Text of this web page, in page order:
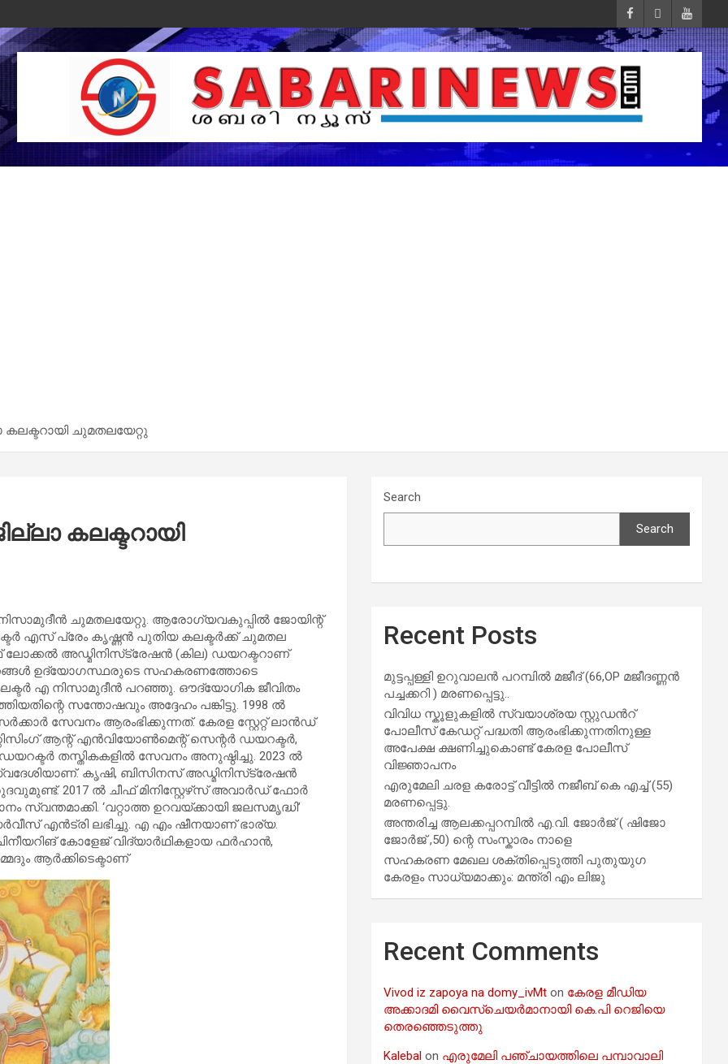
കലക്ടറായി ചുമതലയേറ്റു
കലക്ടറായി
നിസാമുദീന്‍ ചുമതലയേറ്റു. ആരോഗ്യവകുപ്പില്‍ ജോയിന്റ്
എസ് പ്രേം കൃഷ്ണന്‍ പുതിയ കലക്ടര്‍ക്ക് ചുമതല
ലോക്കല്‍ അഡ്മിനിസ്‌ട്രേഷന്‍ (കില) ഡയറക്ടറാണ്
ഉദ്യോഗസ്ഥരുടെ സഹകരണത്തോടെ
എ നിസാമുദീന്‍ പറഞ്ഞു. ഔദ്യോഗിക ജീവിതം
സന്തോഷവും അദ്ദേഹം പങ്കിട്ടു. 1998 ല്‍
സേവനം ആരംഭിക്കുന്നത്. കേരള സ്റ്റേറ്റ് ലാന്‍ഡ്
ആന്റ് എന്‍വിയോണ്‍മെന്റ് സെന്റര്‍ ഡയറക്ടര്‍,
തസ്തികകളില്‍ സേവനം അനുഷ്ഠിച്ചു. 2023 ല്‍
കൃഷി, ബിസിനസ് അഡ്മിനിസ്‌ട്രേഷന്‍
2017 ല്‍ ചീഫ് മിനിസ്റ്റേഴ്‌സ് അവാര്‍ഡ് ഫോര്‍
‘വറ്റാത്ത ഉറവയ്ക്കായി ജലസമൃദ്ധി’
എന്‍ട്രി ലഭിച്ചു. എ എം ഷീനയാണ് ഭാര്യ.
കോളേജ് വിദ്യാര്‍ഥികളായ ഫര്‍ഹാന്‍,
ആര്‍ക്കിടെക്ടാണ്
Search
Search
Recent Posts
മുട്ടപ്പള്ളി ഉറുവാലൻ പറമ്പിൽ മജീദ് (66,OP മജീദണ്ണൻ
പച്ചക്കറി ) മരണപ്പെട്ടു..
വിവിധ സ്കൂളുകളില്‍ സ്വയാശ്രയ സ്റ്റുഡന്‍റ്
പോലീസ് കേഡറ്റ് പദ്ധതി ആരംഭിക്കുന്നതിനുള്ള
അപേക്ഷ ക്ഷണിച്ചുകൊണ്ട് കേരള പോലീസ്
വിജ്ഞാപനം
എരുമേലി ചരള കരോട്ട് വീട്ടിൽ നജീബ് കെ എച്ച് (55)
മരണപ്പെട്ടു.
അന്തരിച്ച ആ​ല​ക്ക​പ്പ​റമ്പിൽ​ എ.​വി. ജോ​ർ​ജ് ( ഷിജോ
ജോർജ് ,50) ന്റെ സംസ്കാരം നാളെ
സഹകരണ മേഖല ശക്തിപ്പെടുത്തി പുതുയുഗ
കേരളം സാധ്യമാക്കും: മന്ത്രി എം ലിജു
Recent Comments
Vivod iz zapoya na domy_ivMt on കേരള മീഡിയ
അക്കാദമി വൈസ്ചെയർമാനായി കെ.പി റെജിയെ
തെരഞ്ഞെടുത്തു
Kalebal on എരുമേലി പഞ്ചായത്തിലെ പമ്പാവാലി